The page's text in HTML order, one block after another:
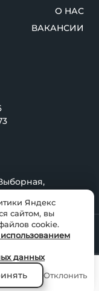
Яндекс
сайтом, вы
cookie.
данных
Отклонить
О НАС
ВАКАНСИИ
из ключевых
отдельное
функционирует
. Данный ресурс
охране труда.